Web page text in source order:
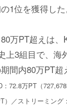
1位を獲得した
万PT超えは、
上3組目で、海
間内80万PT超
：72.8万PT（
）／ストリーミング